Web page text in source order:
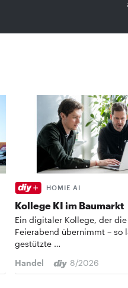
HOMIE AI
Kollege KI im Baumarkt
Ein digitaler Kollege, der
Feierabend übernimmt – so
gestützte …
Handel
8/2026